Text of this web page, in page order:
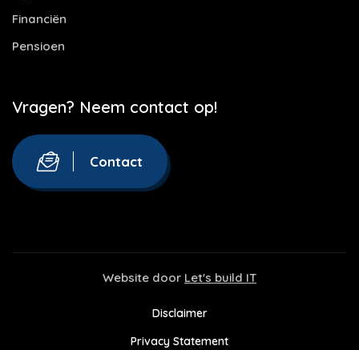
Financiën
Pensioen
Vragen? Neem contact op!
Contact
Website door Let's build IT
Disclaimer
Privacy Statement